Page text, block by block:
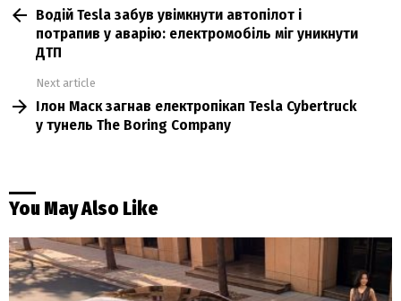
moreВодій Tesla забув увімкнути автопілот і
потрапив у аварію: електромобіль міг уникнути
ДТП
Next article
Ілон Маск загнав електропікап Tesla Cybertruck
у тунель The Boring Company
You May Also Like